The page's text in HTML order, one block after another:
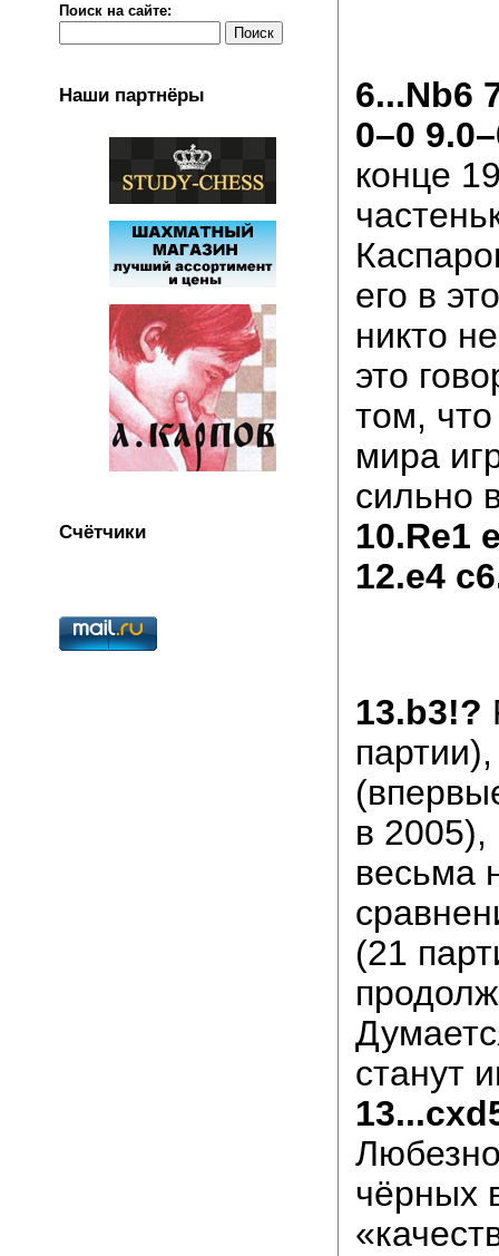
Поиск на сайте:
Наши партнёры
Счётчики
6...Nb6
0–0
конце
его в
никто
это
том,
мира
сильно
10.Re1
12.e4
13.b3!?
в 2005),
весьма
(21
станут
чёрных